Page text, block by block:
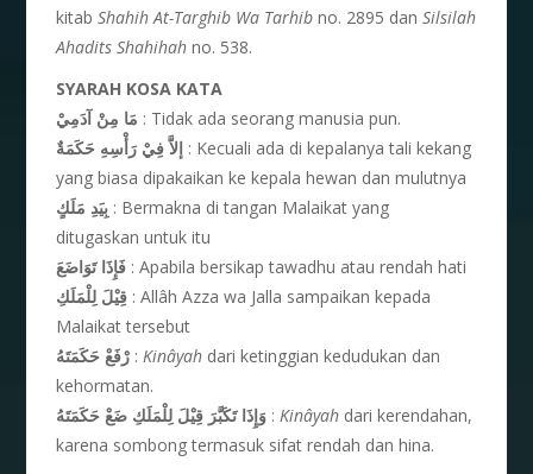
kitabShahih At-Targhib Wa Tarhib no. 2895 danSilsilah
Ahadits Shahihah no. 538.
SYARAH KOSA KATA
مَا مِنْ آدَمِيْ : Tidak ada seorang manusia pun.
إلاَّ فِيْ رَأْسِهِ حَكَمَةٌ : Kecuali ada di kepalanya tali kekang
yang biasa dipakaikan ke kepala hewan dan mulutnya
بِيَدِ مَلَكٍ : Bermakna di tangan Malaikat yang
ditugaskan untuk itu
فَإِذَا تَوَاضَعَ : Apabila bersikap tawadhu atau rendah hati
قِيْلَ لِلْمَلَكِ : Allâh Azza wa Jalla sampaikan kepada
Malaikat tersebut
رْفَعْ حَكَمَتَهُ :Kinâyah dari ketinggian kedudukan dan
kehormatan.
:Kinâyah dari kerendahan,
karena sombong termasuk sifat rendah dan hina.